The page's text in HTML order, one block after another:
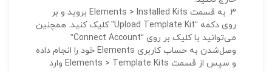
به قسمت Elements > Installed Kits بروید و بر
روی دکمه “Upload Template Kit” کلیک کنید. همچنین
می‌توانید با کلیک بر روی “Connect Account”
وصل‌شدن به حساب کاربری Elements خود را انجام داده
و سپس از قسمت Elements > Template Kits وارد